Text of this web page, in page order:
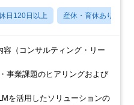
日120日以上 産休・育休あり
容（コンサルティング・リー
事業課題のヒアリングおよび
を活用したソリューションの